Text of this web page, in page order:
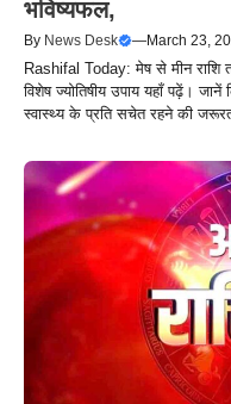
भविष्यफल,
By News Desk —March 23,
Rashifal Today: मेष से मीन
विशेष ज्योतिषीय उपाय यहाँ पढ़ें।
स्वास्थ्य के प्रति सचेत रहने की